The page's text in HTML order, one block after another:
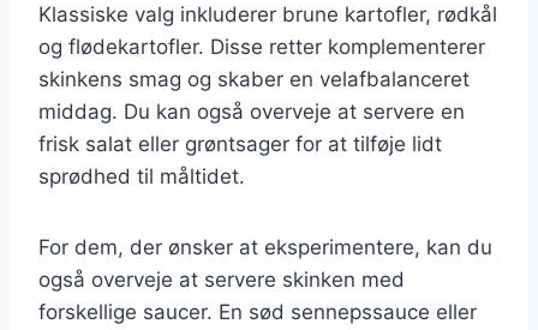
Klassiske valg inkluderer brune kartofler, rødkål
og flødekartofler. Disse retter komplementerer
skinkens smag og skaber en velafbalanceret
middag. Du kan også overveje at servere en
frisk salat eller grøntsager for at tilføje lidt
sprødhed til måltidet.
For dem, der ønsker at eksperimentere, kan du
også overveje at servere skinken med
forskellige saucer. En sød sennepssauce eller